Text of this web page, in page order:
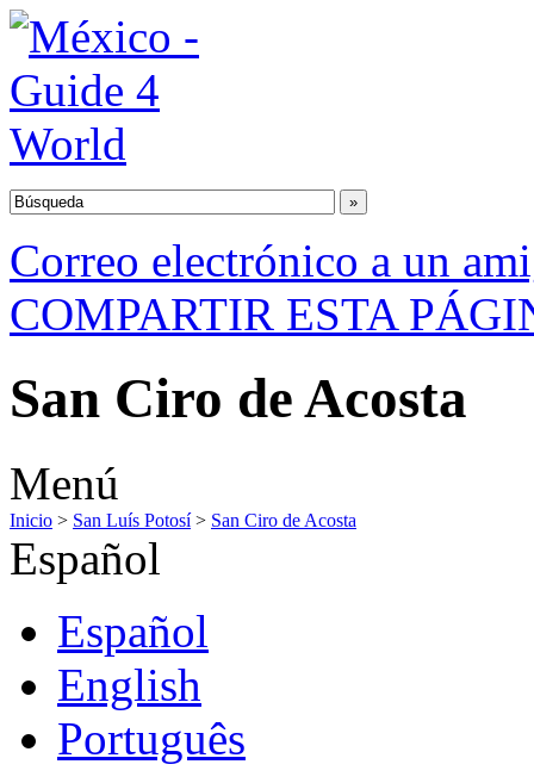
Correo electrónico a un
COMPARTIR ESTA
San Ciro de Acosta
Menú
Inicio > San Luís Potosí> San Ciro de Acosta
Español
Español
English
Português